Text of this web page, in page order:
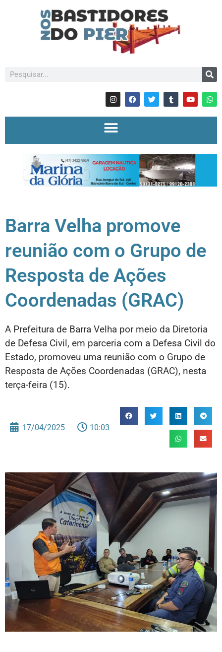
Barra Velha promove
reunião com o Grupo de
Resposta de Ações
Coordenadas (GRAC)
A Prefeitura de Barra Velha por meio da Diretoria
de Defesa Civil, em parceria com a Defesa Civil do
Estado, promoveu uma reunião com o Grupo de
Resposta de Ações Coordenadas (GRAC), nesta
terça-feira (15).
17/04/2025 10:03